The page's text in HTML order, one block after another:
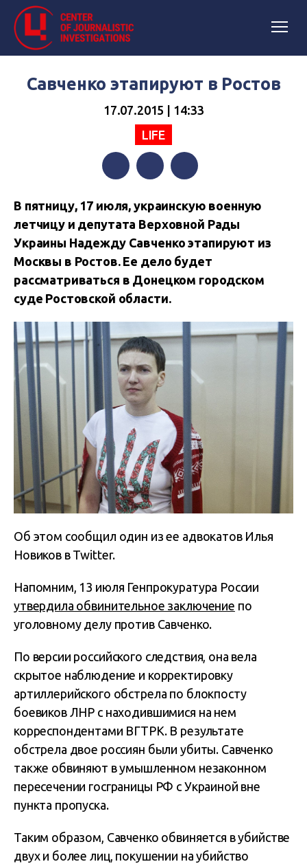
Савченко этапируют в Ростов
17.07.2015 | 14:33
LIFE
В пятницу, 17 июля, украинскую военную
летчицу и депутата Верховной Рады
Украины Надежду Савченкоэтапируют из
Москвы в Ростов. Ее дело будет
рассматриваться в Донецком городском
суде Ростовской области.
Об этом сообщил один из ее адвокатов Илья
Новиков в Twitter.
Напомним, 13 июля Генпрокуратура России
утвердила обвинительное заключение по
уголовному делу против Савченко.
По версии российского следствия, она вела
скрытое наблюдение и корректировку
артиллерийского обстрела по блокпосту
боевиков ЛНР с находившимися на нем
корреспондентами ВГТРК. В результате
обстрела двое россиян были убиты. Савченко
также обвиняют в умышленном незаконном
пересечении госграницы РФ с Украиной вне
пункта пропуска.
Таким образом, Савченко обвиняется в убийстве
двух и более лиц, покушении на убийство